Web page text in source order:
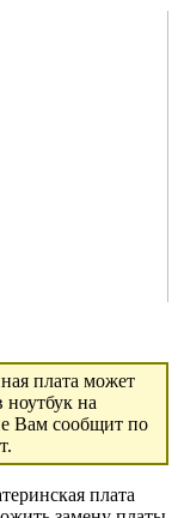
плата может
ноутбук на
Вам сообщит по
плата